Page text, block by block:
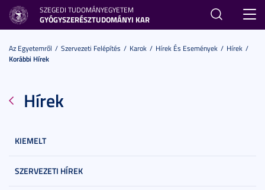
SZEGEDI TUDOMÁNYEGYETEM
GYÓGYSZERÉSZTUDOMÁNYI KAR
Az Egyetemről Szervezeti Felépítés Karok Hírek És Események
Hírek
Korábbi Hírek
Hírek
KIEMELT
SZERVEZETI HÍREK